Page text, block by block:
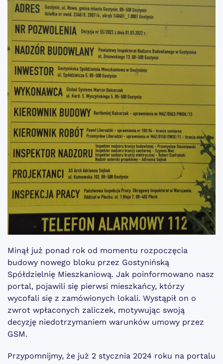
Minął już ponad rok od momentu rozpoczęcia
budowy nowego bloku przez Gostynińską
Spółdzielnię Mieszkaniową. Jak poinformowano nasz
portal, pojawili się pierwsi mieszkańcy, którzy
wycofali się z zamówionych lokali. Wystąpił on o
zwrot wpłaconych zaliczek, motywując swoją
decyzję niedotrzymaniem warunków umowy przez
GSM.
Przypomnijmy, że już 2 stycznia 2024 roku na portalu